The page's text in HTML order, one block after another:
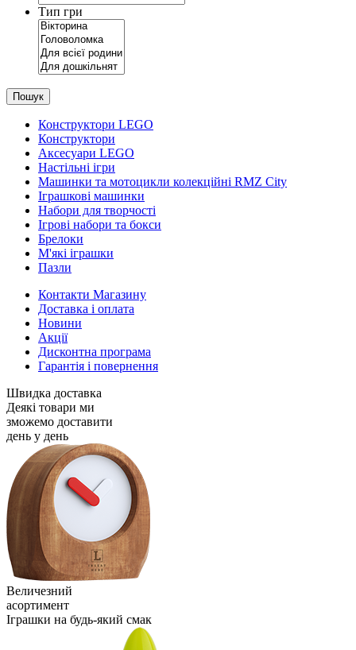
Тип гри
Пошук
Конструктори LEGO
Конструктори
Аксесуари LEGO
Настільні ігри
Машинки та мотоцикли колекційні RMZ City
Іграшкові машинки
Набори для творчості
Ігрові набори та бокси
Брелоки
М'які іграшки
Пазли
Контакти Магазину
Доставка і оплата
Новини
Акції
Дисконтна програма
Гарантія і повернення
Швидка доставка
Деякі товари ми
зможемо доставити
день у день
Величезний
асортимент
Іграшки на будь-який смак